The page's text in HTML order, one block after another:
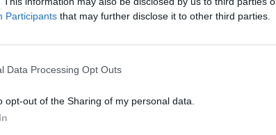
Participants that may further disclose it to other third parties.
Data Processing Opt Outs
opt-out of the Sharing of my personal data.
módosult.
OTP részvényekre vonatkozó korábbi 8,373 forintos
emelte az elemző, a célárfolyam emelésével